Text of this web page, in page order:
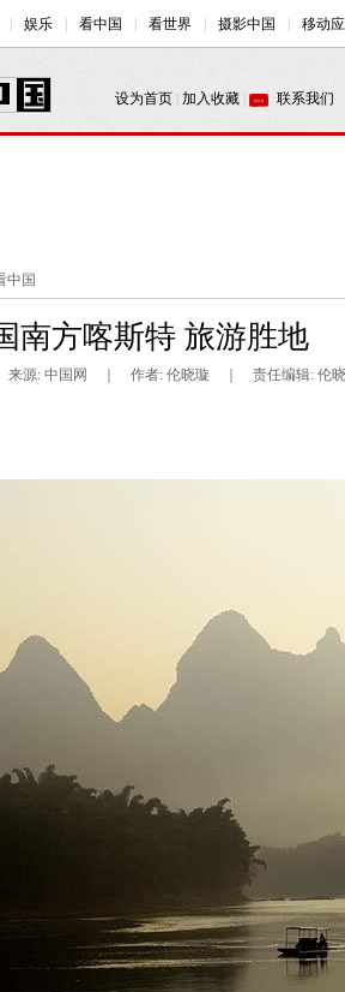
中国
南方喀斯特 旅游胜地
来源: 中国网 ｜ 作者: 伦晓璇 ｜ 责任编辑: 伦